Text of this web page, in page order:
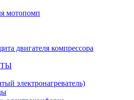
мотопомп
двигателя компрессора
электронагреватель)